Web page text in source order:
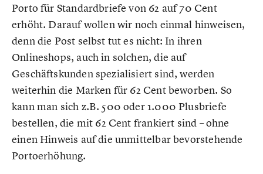
Porto für Standardbriefe von 62 auf 70 Cent
erhöht. Darauf wollen wir noch einmal hinweisen,
denn die Post selbst tut es nicht: In ihren
Onlineshops, auch in solchen, die auf
Geschäftskunden spezialisiert sind, werden
weiterhin die Marken für 62 Cent beworben. So
kann man sich z.B. 500 oder 1.000 Plusbriefe
bestellen, die mit 62 Cent frankiert sind – ohne
einen Hinweis auf die unmittelbar bevorstehende
Portoerhöhung.